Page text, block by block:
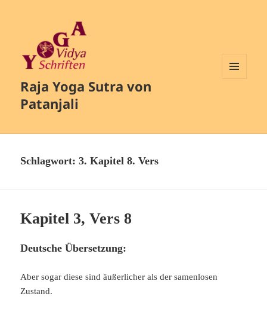
Raja Yoga Sutra von
Patanjali
Schlagwort:3. Kapitel 8. Vers
Kapitel 3, Vers 8
Deutsche Übersetzung:
Aber sogar diese sind äußerlicher als der samenlosen
Zustand.